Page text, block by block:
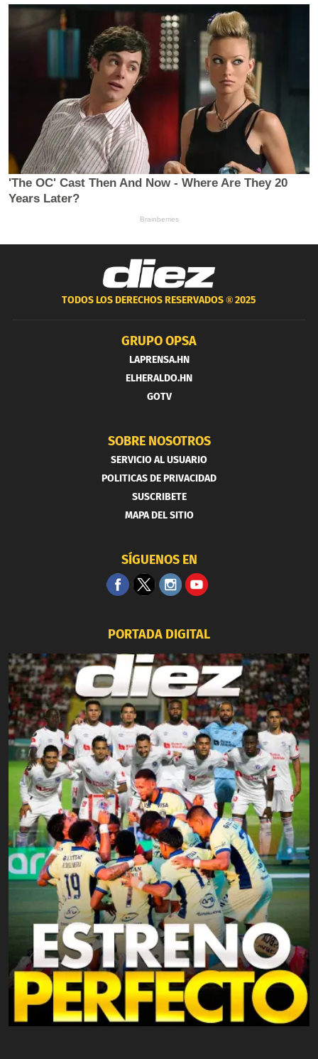
TODOS LOS DERECHOS RESERVADOS ®2025
GRUPO OPSA
LAPRENSA.HN
ELHERALDO.HN
GOTV
SOBRE NOSOTROS
SERVICIO AL USUARIO
POLITICAS DE PRIVACIDAD
SUSCRIBETE
MAPA DEL SITIO
SÍGUENOS EN
PORTADA DIGITAL